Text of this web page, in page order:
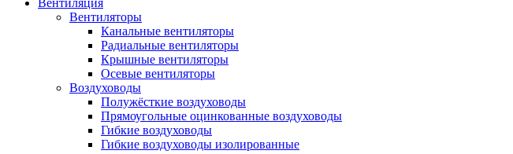
Вентиляция
Вентиляторы
Канальные вентиляторы
Радиальные вентиляторы
Крышные вентиляторы
Осевые вентиляторы
Воздуховоды
Полужёсткие воздуховоды
Прямоугольные оцинкованные воздуховоды
Гибкие воздуховоды
Гибкие воздуховоды изолированные